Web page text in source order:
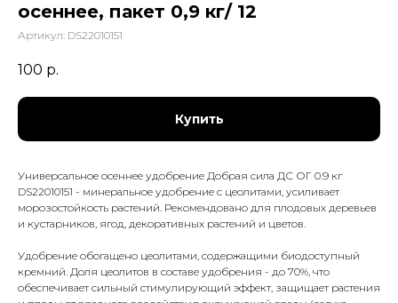
осеннее, пакет 0,9 кг/ 12
Артикул: DS22010151
100 р.
Купить
Универсальное осеннее удобрение Добрая сила ДС ОГ 0.9 кг
DS22010151 - минеральное удобрение с цеолитами, усиливает
морозостойкость растений. Рекомендовано для плодовых деревьев
и кустарников, ягод, декоративных растений и цветов.
Удобрение обогащено цеолитами, содержащими биодоступный
кремний. Доля цеолитов в составе удобрения - до 70%, что
обеспечивает сильный стимулирующий эффект, защищает растения